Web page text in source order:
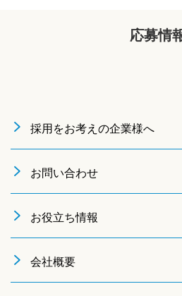
応募情
採用をお考えの企業様へ
お問い合わせ
お役立ち情報
会社概要